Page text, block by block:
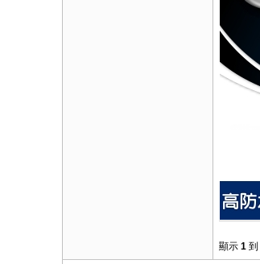
顯示 1到